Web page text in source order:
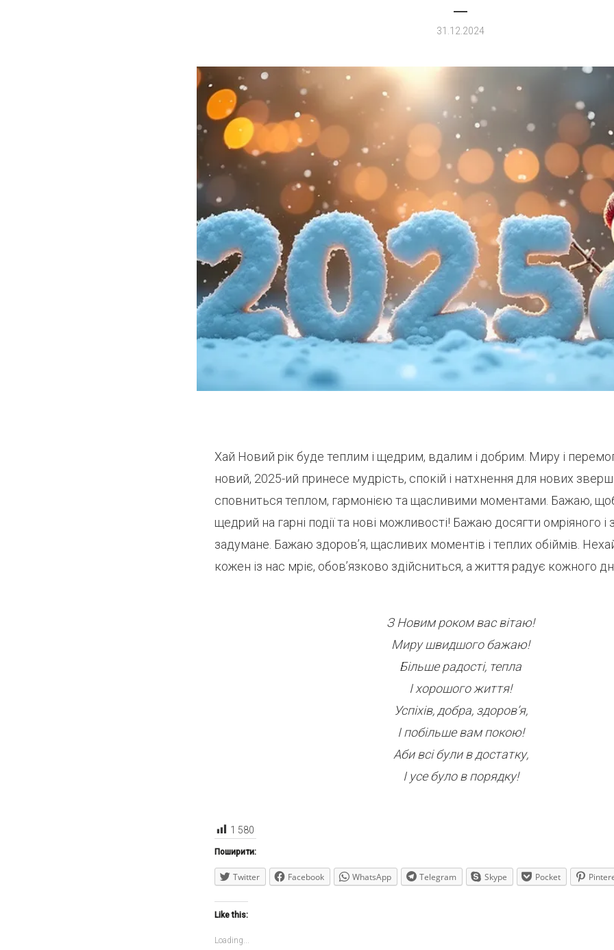
31.12.2024
Хай Новий рік буде теплим і щедрим, вдалим і добрим. Миру і
новий, 2025-ий принесе мудрість, спокій і натхнення для нових
сповниться теплом, гармонією та щасливими моментами. Бажаю,
щедрий на гарні події та нові можливості! Бажаю досягти омріяного і
задумане. Бажаю здоров’я, щасливих моментів і теплих обіймів.
кожен із нас мріє, обов’язково здійсниться, а життя радує кожного
З Новим роком вас вітаю!
Миру швидшого бажаю!
Більше радості, тепла
І хорошого життя!
Успіхів, добра, здоров’я,
І побільше вам покою!
Аби всі були в достатку,
І усе було в порядку!
1 580
Поширити:
Twitter Facebook WhatsApp Telegram Skype Pocket
Like this:
Loading...